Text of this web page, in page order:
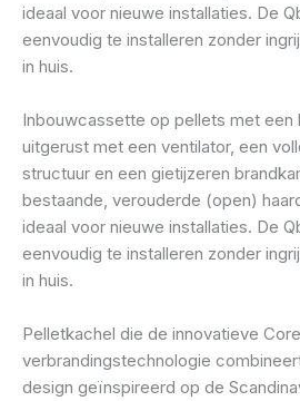
ideaal voor nieuwe installaties. De
eenvoudig te installeren zonder
in huis.
Inbouwcassette op pellets met een
uitgerust met een ventilator, een
structuur en een gietijzeren
bestaande, verouderde (open)
ideaal voor nieuwe installaties. De
eenvoudig te installeren zonder
in huis.
Pelletkachel die de innovatieve
verbrandingstechnologie
design geïnspireerd op de